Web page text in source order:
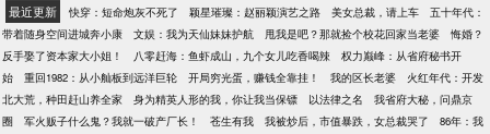
最近更新 快穿：短命炮灰不死了 颖星璀璨：赵丽颖演艺之路 美女总裁，请上车
五十年代：
带着随身空间进城奔小康
文娱：我为天仙妹妹护航 甩我是吧？那就捡个校花回家当老婆
悔婚？
反手娶了资本家大小姐！
八零赶海：鱼虾成山，九个女儿吃香喝辣
权力巅峰：从省府秘书开
始
重回1982：从小舢板到远洋巨轮 开局穷光蛋，赚钱全靠挂！ 我的区长老婆
火红年代：开发
北大荒，种田赶山养全家
身为精英人形的我，你让我当保镖 以法律之名
我省府大秘，问鼎京
圈
军火贩子什么鬼？我就一破产厂长！ 苍生有我 我被炒后，市值暴跌，女总裁哭了
86年：我